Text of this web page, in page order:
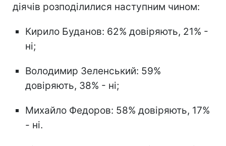
діячів розподілилися наступним чином:
Кирило Буданов: 62% довіряють, 21% -
ні;
Володимир Зеленський: 59%
довіряють, 38% - ні;
Михайло Федоров: 58% довіряють, 17%
- ні.